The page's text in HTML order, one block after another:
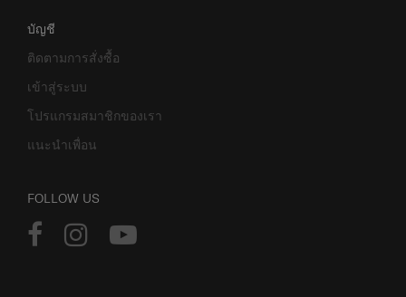
บัญชี
ติดตามการสั่งซื้อ
เข้าสู่ระบบ
โปรแกรมสมาชิกของเรา
แนะนำเพื่อน
FOLLOW US